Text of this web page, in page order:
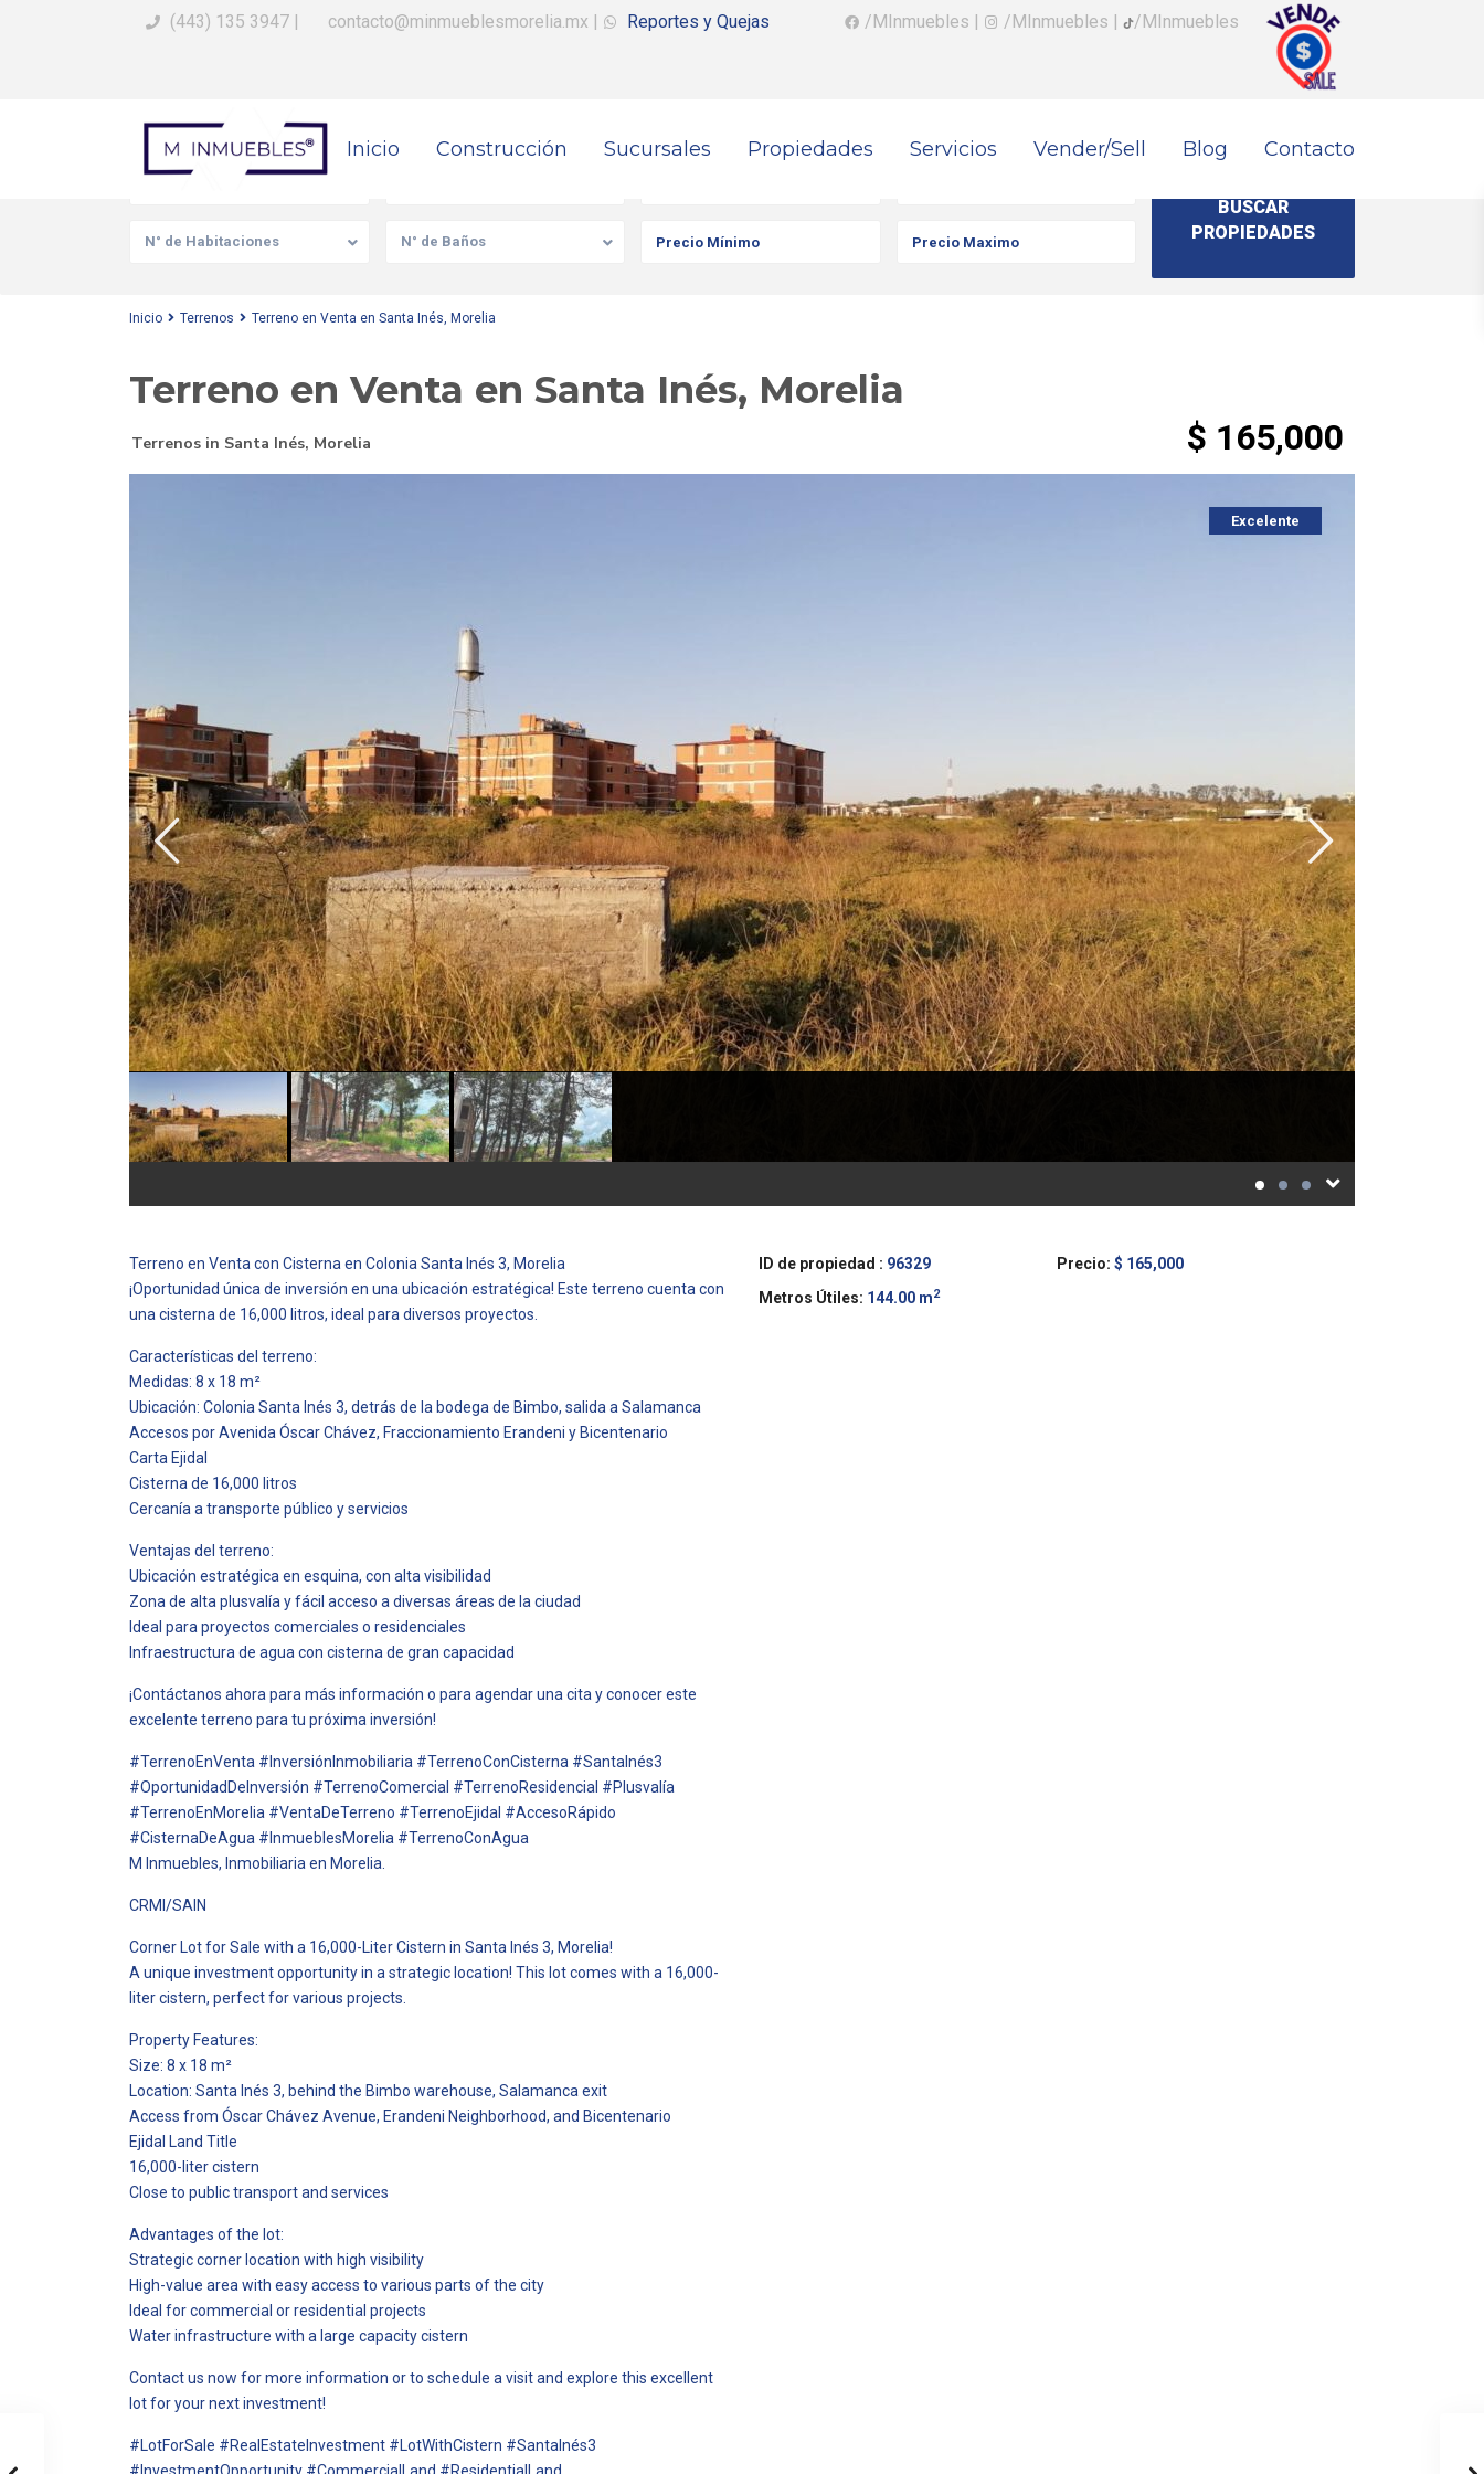
(443) 135 3947 | contacto@minmueblesmorelia.mx | Reportes y Quejas /MInmuebles | /MInmuebles | /MInmuebles
Inicio Construcción Sucursales Propiedades Servicios Vender/Sell Blog Contacto
Busca Tu Propiedad
N° de Habitaciones N° de Baños
Inicio Terrenos Terreno en Venta en Santa Inés, Morelia
Terreno en Venta en Santa Inés, Morelia
Terrenos in Santa Inés, Morelia $ 165,000
Excelente
Terreno en Venta con Cisterna en Colonia Santa Inés 3, Morelia
¡Oportunidad única de inversión en una ubicación estratégica! Este terreno cuenta con
una cisterna de 16,000 litros, ideal para diversos proyectos.
Características del terreno:
Medidas: 8 x 18 m²
Ubicación: Colonia Santa Inés 3, detrás de la bodega de Bimbo, salida a Salamanca
Accesos por Avenida Óscar Chávez, Fraccionamiento Erandeni y Bicentenario
Carta Ejidal
Cisterna de 16,000 litros
Cercanía a transporte público y servicios
Ventajas del terreno:
Ubicación estratégica en esquina, con alta visibilidad
Zona de alta plusvalía y fácil acceso a diversas áreas de la ciudad
Ideal para proyectos comerciales o residenciales
Infraestructura de agua con cisterna de gran capacidad
¡Contáctanos ahora para más información o para agendar una cita y conocer este
excelente terreno para tu próxima inversión!
#TerrenoEnVenta #InversiónInmobiliaria #TerrenoConCisterna #SantaInés3
#OportunidadDeInversión #TerrenoComercial #TerrenoResidencial #Plusvalía
#TerrenoEnMorelia #VentaDeTerreno #TerrenoEjidal #AccesoRápido
#CisternaDeAgua #InmueblesMorelia #TerrenoConAgua
M Inmuebles, Inmobiliaria en Morelia.
CRMI/SAIN
Corner Lot for Sale with a 16,000-Liter Cistern in Santa Inés 3, Morelia!
A unique investment opportunity in a strategic location! This lot comes with a 16,000-
liter cistern, perfect for various projects.
Property Features:
Size: 8 x 18 m²
Location: Santa Inés 3, behind the Bimbo warehouse, Salamanca exit
Access from Óscar Chávez Avenue, Erandeni Neighborhood, and Bicentenario
Ejidal Land Title
16,000-liter cistern
Close to public transport and services
Advantages of the lot:
Strategic corner location with high visibility
High-value area with easy access to various parts of the city
Ideal for commercial or residential projects
Water infrastructure with a large capacity cistern
Contact us now for more information or to schedule a visit and explore this excellent
lot for your next investment!
#LotForSale #RealEstateInvestment #LotWithCistern #SantaInés3
ID de propiedad : 96329 Precio: $ 165,000
Metros Útiles: 144.00 m2